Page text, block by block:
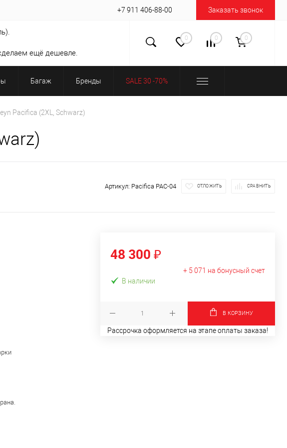
+7 911 406-88-00 Заказать звонок
ещё дешевле.
0 0 0
Багаж Бренды SALE 30 -70%
Pacifica (2XL, Schwarz)
Артикул: Pacifica PAC-04 ОТЛОЖИТЬ СРАВНИТЬ
48 300 ₽
+ 5 071 на бонусный счет
В наличии
В КОРЗИНУ
Рассрочка оформляется на этапе оплаты заказа!